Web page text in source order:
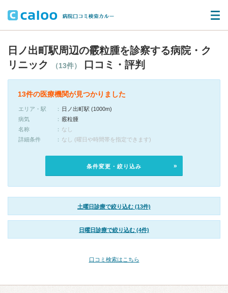
日ノ出町駅周辺の霰粒腫を診察する病院・ク
リニック
（13件） 口コミ・評判
13件の医療機関が見つかりました
エリア・駅
日ノ出町駅 (1000m)
病気
霰粒腫
名称
なし
詳細条件
なし (曜日や時間帯を指定できます)
条件変更・絞り込み
土曜日診療で絞り込む (13件)
日曜日診療で絞り込む (4件)
口コミ検索はこちら